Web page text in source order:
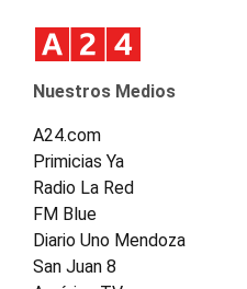
Nuestros Medios
A24.com
Primicias Ya
Radio La Red
FM Blue
Diario Uno Mendoza
San Juan 8